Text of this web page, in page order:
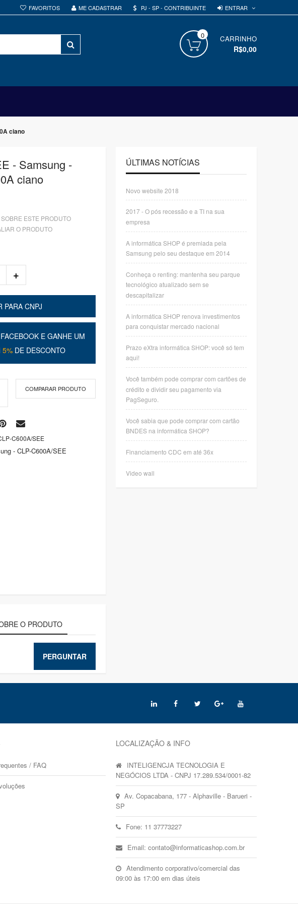
FAVORITOS ME CADASTRAR PJ - SP - CONTRIBUINTE ENTRAR
CARRINHO
0
R$0,00
ciano
- Samsung -
ciano
ESTE PRODUTO
O PRODUTO
PARA CNPJ
E GANHE UM
5%DE DESCONTO
COMPARAR PRODUTO
C600A/SEE
- CLP-C600A/SEE
O PRODUTO
PERGUNTAR
ÚLTIMAS NOTÍCIAS
Novo website 2018
2017 - O pós recessão e a TI na sua
empresa
A informática SHOP é premiada pela
Samsung pelo seu destaque em 2014
Conheça o renting: mantenha seu parque
tecnológico atualizado sem se
descapitalizar
A informática SHOP renova investimentos
para conquistar mercado nacional
Prazo eXtra informática SHOP: você só tem
aqui!
Você também pode comprar com cartões de
crédito e dividir seu pagamento via
PagSeguro.
Você sabia que pode comprar com cartão
BNDES na informática SHOP?
Financiamento CDC em até 36x
Video wall
/ FAQ
LOCALIZAÇÃO & INFO
INTELIGENCJA TECNOLOGIA E
NEGÓCIOS LTDA - CNPJ 17.289.534/0001-82
Av. Copacabana, 177 - Alphaville - Barueri -
SP
Fone: 11 37773227
Email: contato@informaticashop.com.br
Atendimento corporativo/comercial das
09:00 às 17:00 em dias úteis